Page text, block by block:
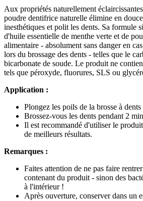
Aux propriétés naturellement
poudre dentifrice naturelle élimine en
inesthétiques et polit les dents. Sa formule
d'huile essentielle de menthe verte et de
alimentaire - absolument sans danger en
lors du brossage des dents - telles que le
bicarbonate de soude. Le produit ne
tels que péroxyde, fluorures, SLS ou
Application :
Plongez les poils de la brosse à
Brossez-vous les dents pendant 2
Il est recommandé d'utiliser le
de meilleurs résultats.
Remarques :
Faites attention de ne pas faire
contenant du produit - sinon des
à l'intérieur !
Après ouverture, conserver dans un